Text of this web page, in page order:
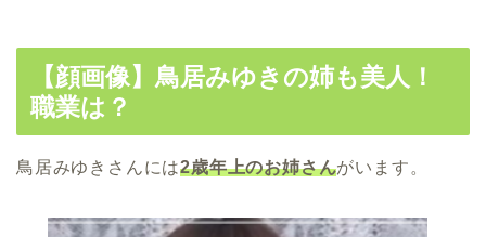
【顔画像】鳥居みゆきの姉も美人！
職業は？
鳥居みゆきさんには2歳年上のお姉さんがいます。